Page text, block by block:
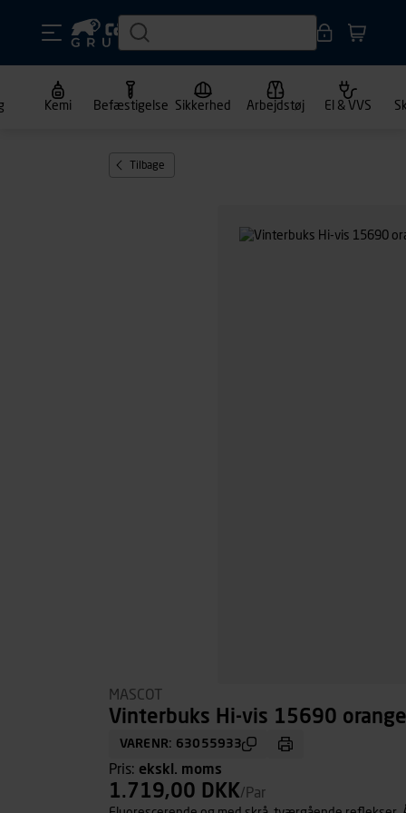
Kemi Befæstigelse Sikkerhed Arbejdstøj El & VVS
Tilbage
MASCOT
Vinterbuks Hi-vis 15690
VARENR: 63055933
Pris: ekskl. moms
1.719,00 DKK/Par